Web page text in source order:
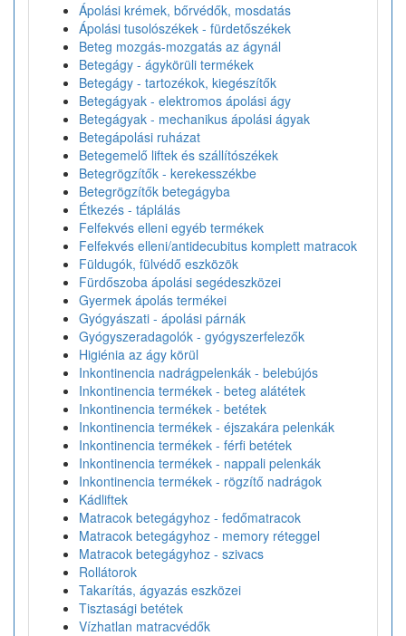
Ápolási krémek, bőrvédők, mosdatás
Ápolási tusolószékek - fürdetőszékek
Beteg mozgás-mozgatás az ágynál
Betegágy - ágykörüli termékek
Betegágy - tartozékok, kiegészítők
Betegágyak - elektromos ápolási ágy
Betegágyak - mechanikus ápolási ágyak
Betegápolási ruházat
Betegemelő liftek és szállítószékek
Betegrögzítők - kerekesszékbe
Betegrögzítők betegágyba
Étkezés - táplálás
Felfekvés elleni egyéb termékek
Felfekvés elleni/antidecubitus komplett matracok
Füldugók, fülvédő eszközök
Fürdőszoba ápolási segédeszközei
Gyermek ápolás termékei
Gyógyászati - ápolási párnák
Gyógyszeradagolók - gyógyszerfelezők
Higiénia az ágy körül
Inkontinencia nadrágpelenkák - belebújós
Inkontinencia termékek - beteg alátétek
Inkontinencia termékek - betétek
Inkontinencia termékek - éjszakára pelenkák
Inkontinencia termékek - férfi betétek
Inkontinencia termékek - nappali pelenkák
Inkontinencia termékek - rögzítő nadrágok
Kádliftek
Matracok betegágyhoz - fedőmatracok
Matracok betegágyhoz - memory réteggel
Matracok betegágyhoz - szivacs
Rollátorok
Takarítás, ágyazás eszközei
Tisztasági betétek
Vízhatlan matracvédők